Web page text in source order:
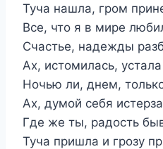
Туча нашла, гром
Все, что я в мире
Счастье, надежды
Ах, истомилась,
Ночью ли, днем,
Ах, думой себя
Где же ты, радость
Туча пришла и грозу